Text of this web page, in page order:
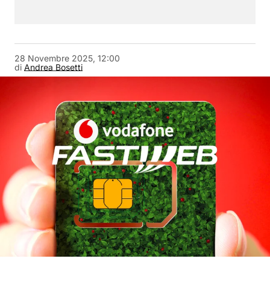
di Andrea Bosetti
28 Novembre 2025, 12:00